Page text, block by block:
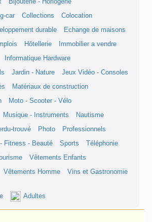
Bijouterie - Horlogerie
car
Collections
Colocation
durable
Echange de maisons
Hôtellerie
Immobilier a vendre
Informatique Hardware
Jardin - Nature
Jeux Vidéo - Consoles
Matériaux de construction
Moto - Scooter - Vélo
Musique - Instruments
Nautisme
trouvé Photo
Professionnels
Fitness - Beauté Sports
Téléphonie
Vêtements Enfants
Vêtements Homme Vins et Gastronomie
Adultes